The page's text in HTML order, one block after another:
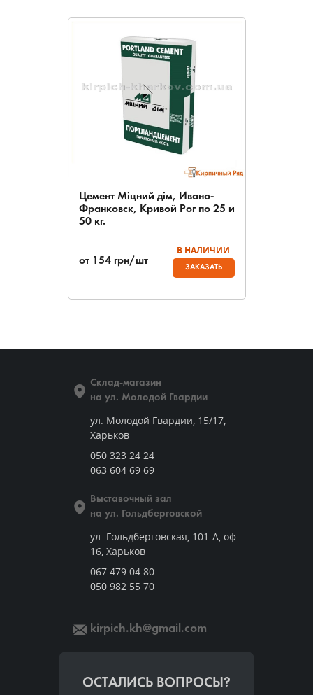
Цемент Міцний дім, Ивано-
Франковск, Кривой Рог по 25 и
50 кг.
от 154 грн/шт
В НАЛИЧИИ
ЗАКАЗАТЬ
Склад-магазин
на ул. Молодой Гвардии
ул. Молодой Гвардии, 15/17,
Харьков
050 323 24 24
063 604 69 69
Выставочный зал
на ул. Гольдберговской
ул. Гольдберговская, 101-А, оф.
16, Харьков
067 479 04 80
050 982 55 70
kirpich.kh@gmail.com
ОСТАЛИСЬ ВОПРОСЫ?